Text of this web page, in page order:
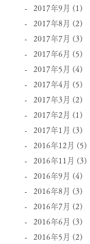
2017年9月 (1)
2017年8月 (2)
2017年7月 (3)
2017年6月 (5)
2017年5月 (4)
2017年4月 (5)
2017年3月 (2)
2017年2月 (1)
2017年1月 (3)
2016年12月 (5)
2016年11月 (3)
2016年9月 (4)
2016年8月 (3)
2016年7月 (2)
2016年6月 (3)
2016年5月 (2)